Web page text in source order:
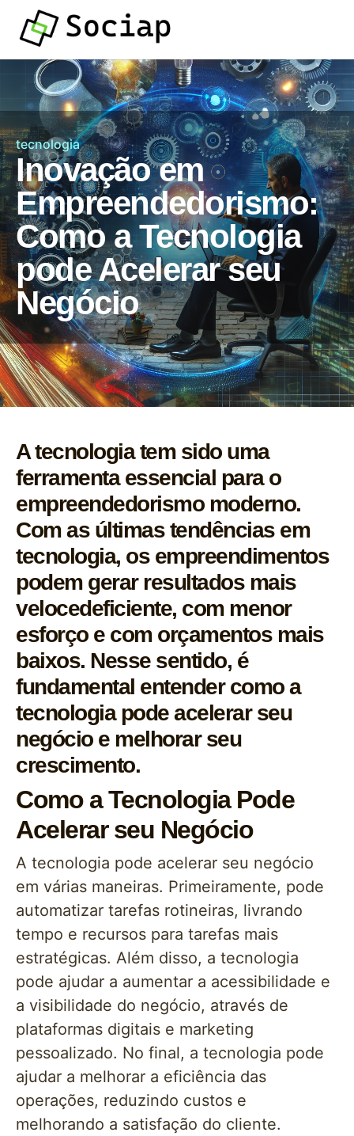
tecnologia
Inovação em
Empreendedorismo:
Como a Tecnologia
pode Acelerar seu
Negócio
A tecnologia tem sido uma
ferramenta essencial para o
empreendedorismo moderno.
Com as últimas tendências em
tecnologia, os empreendimentos
podem gerar resultados mais
velocedeficiente, com menor
esforço e com orçamentos mais
baixos. Nesse sentido, é
fundamental entender como a
tecnologia pode acelerar seu
negócio e melhorar seu
crescimento.
Como a Tecnologia Pode
Acelerar seu Negócio
A tecnologia pode acelerar seu negócio
em várias maneiras. Primeiramente, pode
automatizar tarefas rotineiras, livrando
tempo e recursos para tarefas mais
estratégicas. Além disso, a tecnologia
pode ajudar a aumentar a acessibilidade e
a visibilidade do negócio, através de
plataformas digitais e marketing
pessoalizado. No final, a tecnologia pode
ajudar a melhorar a eficiência das
operações, reduzindo custos e
melhorando a satisfação do cliente.